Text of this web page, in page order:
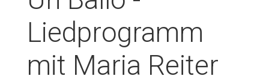
Liedprogramm
mit Maria Reiter